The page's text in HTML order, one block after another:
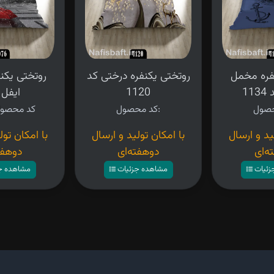
روتختی
کد
با امکان
مشاهده
روتختی یکنفره درختی کد
1120
کد محصول:
با امکان تولید و ارسال
دوهفته‌ای
مشاهده جزئیات
مخمل
و ارسال